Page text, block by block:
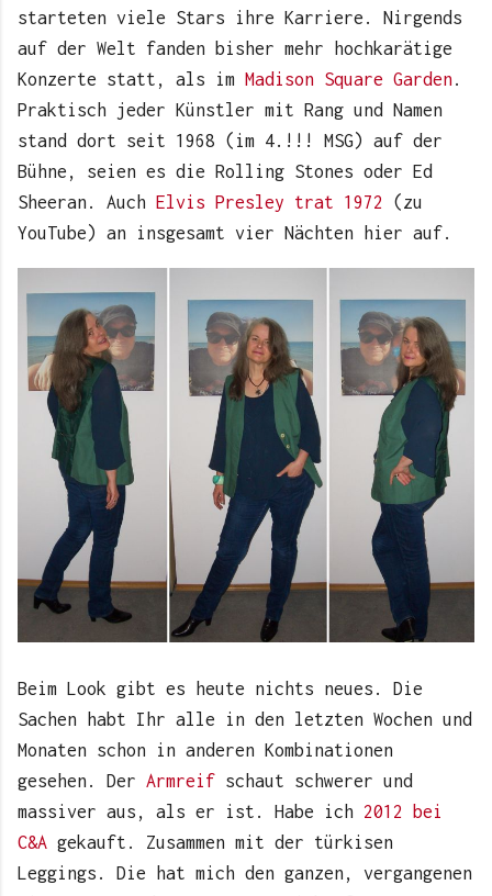
starteten viele Stars ihre Karriere. Nirgends
auf der Welt fanden bisher mehr hochkarätige
Konzerte statt, als im Madison Square Garden
Praktisch jeder Künstler mit Rang und Namen
stand dort seit 1968 (im 4.!!! MSG) auf der
Bühne, seien es die Rolling Stones oder Ed
Sheeran. Auch Elvis Presley trat 1972
(zu
YouTube) an insgesamt vier Nächten hier auf.
Beim Look gibt es heute nichts neues. Die
Sachen habt Ihr alle in den letzten Wochen und
Monaten schon in anderen Kombinationen
gesehen. Der Armreif schaut schwerer und
massiver aus, als er ist. Habe ich 2012 bei
C&A gekauft. Zusammen mit der türkisen
Leggings. Die hat mich den ganzen, vergangenen